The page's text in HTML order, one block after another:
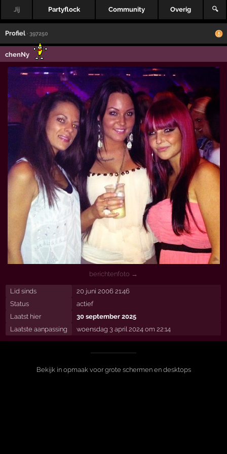
Jij Partyflock Community Overig 🔍
Profiel · 397250
chenNy
berichtenfoto →
Lid sinds
20 juni 2006 21:46
Status
actief
Laatst hier
30 september 2025
Laatste aanpassing
woensdag 3 april 2024 om 22:14
Bekijk in opmaak voor grote schermen en desktops